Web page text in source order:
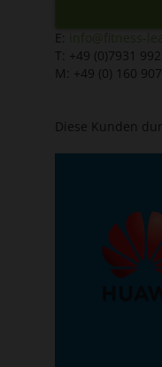
E:
info@fitness-
T: +49 (0)7931
M: +49 (0) 160
Diese Kunden